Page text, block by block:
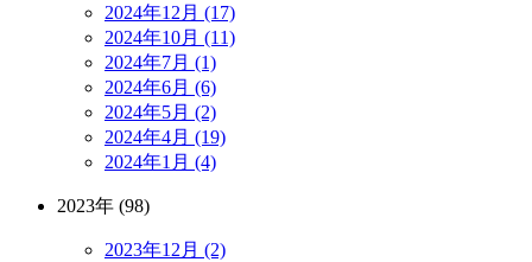
2024年12月 (17)
2024年10月 (11)
2024年7月 (1)
2024年6月 (6)
2024年5月 (2)
2024年4月 (19)
2024年1月 (4)
2023年 (98)
2023年12月 (2)